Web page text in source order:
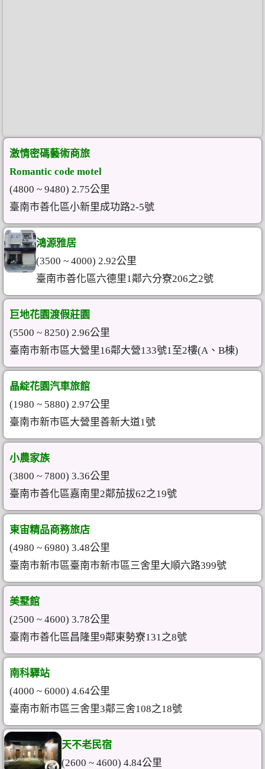
激情密碼藝術商旅
Romantic code motel
(4800 ~ 9480) 2.75公里
臺南市善化區小新里成功路2-5號
鴻源雅居
(3500 ~ 4000) 2.92公里
臺南市善化區六德里1鄰六分寮206之2號
巨地花園渡假莊園
(5500 ~ 8250) 2.96公里
臺南市新市區大營里16鄰大營133號1至2樓(A、B棟)
晶綻花園汽車旅館
(1980 ~ 5880) 2.97公里
臺南市新市區大營里善新大道1號
小農家族
(3800 ~ 7800) 3.36公里
臺南市善化區嘉南里2鄰茄拔62之19號
東宙精品商務旅店
(4980 ~ 6980) 3.48公里
臺南市新市區臺南市新市區三舍里大順六路399號
美墅館
(2500 ~ 4600) 3.78公里
臺南市善化區昌隆里9鄰東勢寮131之8號
南科驛站
(4000 ~ 6000) 4.64公里
臺南市新市區三舍里3鄰三舍108之18號
天不老民宿
(2600 ~ 4600) 4.84公里